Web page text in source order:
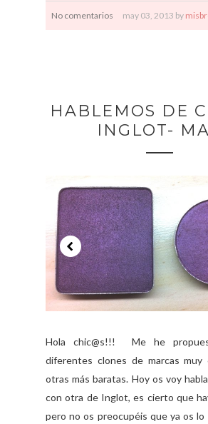
No comentarios may 03, 2013 by
HABLEMOS DE
INGLOT-
Hola chic@s!!! Me he
diferentes clones de marcas muy
otras más baratas. Hoy os voy
con otra de Inglot, es cierto que
pero no os preocupéis que ya os lo